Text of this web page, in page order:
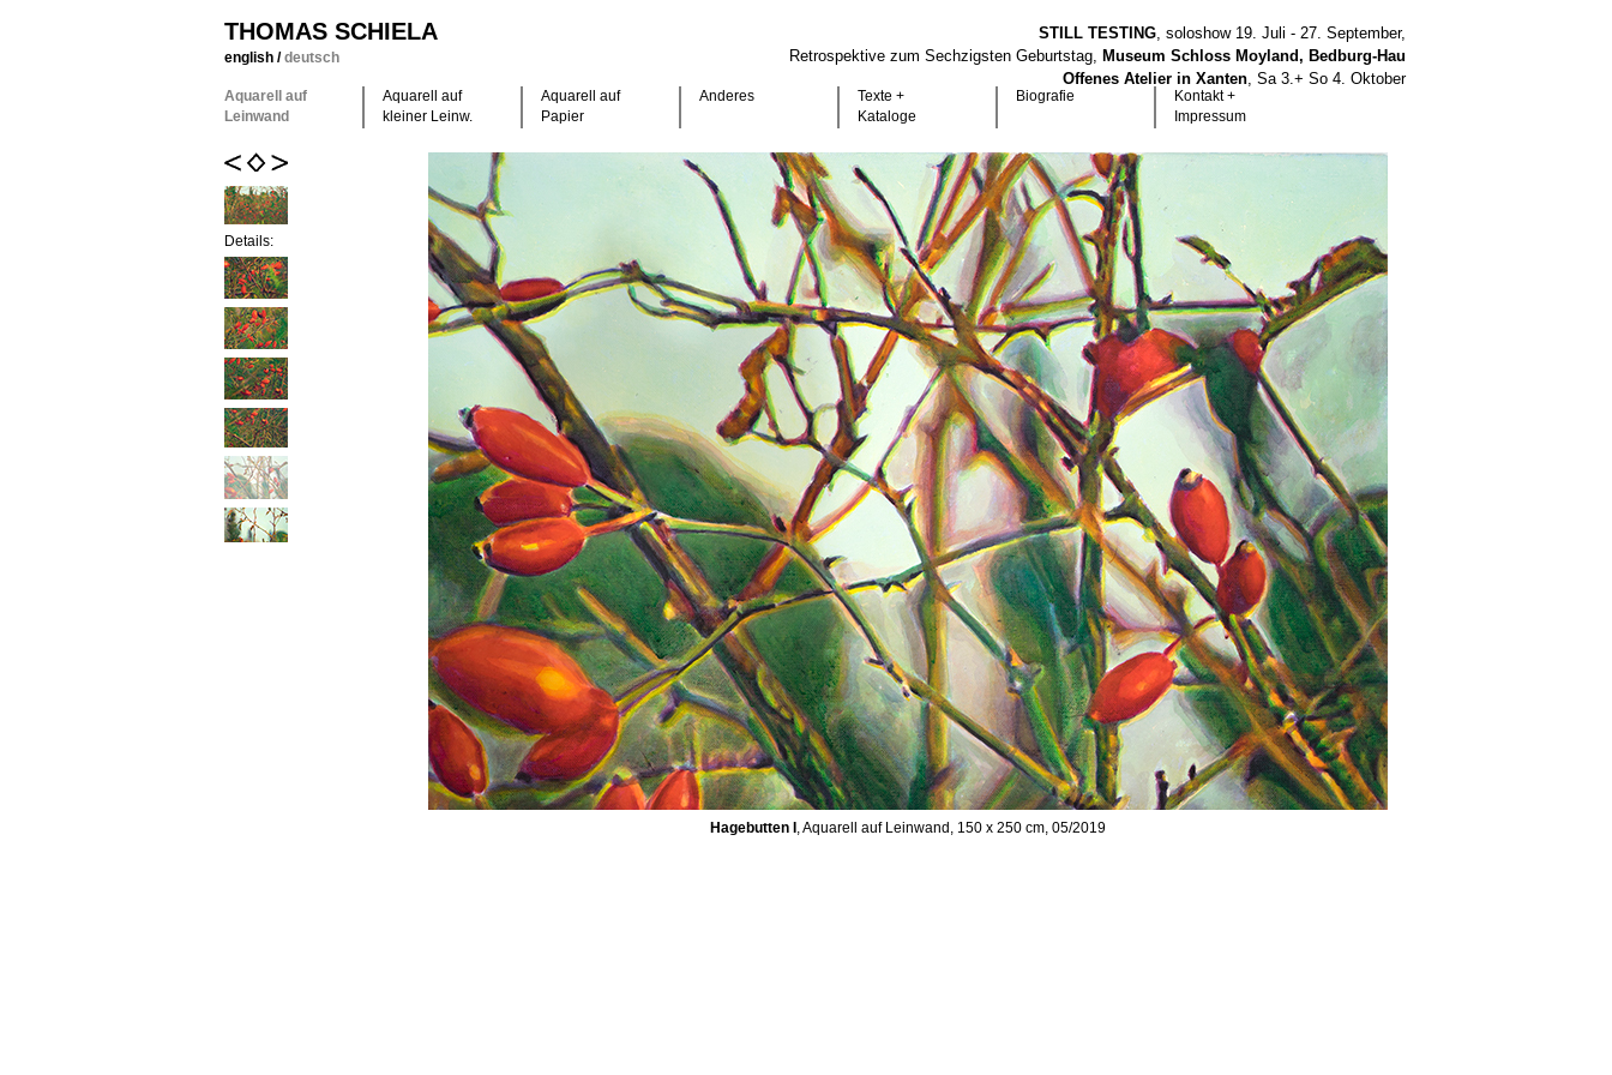
THOMAS SCHIELA
english /deutsch
STILL TESTING, soloshow 19. Juli - 27. September,
Retrospektive zum Sechzigsten Geburtstag, Museum Schloss Moyland, Bedburg-Hau
Offenes Atelier in Xanten, Sa 3.+ So 4. Oktober
Aquarell auf
Leinwand
Aquarell auf
kleiner Leinw.
Aquarell auf
Papier
Anderes
Texte +
Kataloge
Biografie
Kontakt +
Impressum
Details:
Hagebutten I , Aquarell auf Leinwand, 150 x 250 cm, 05/2019